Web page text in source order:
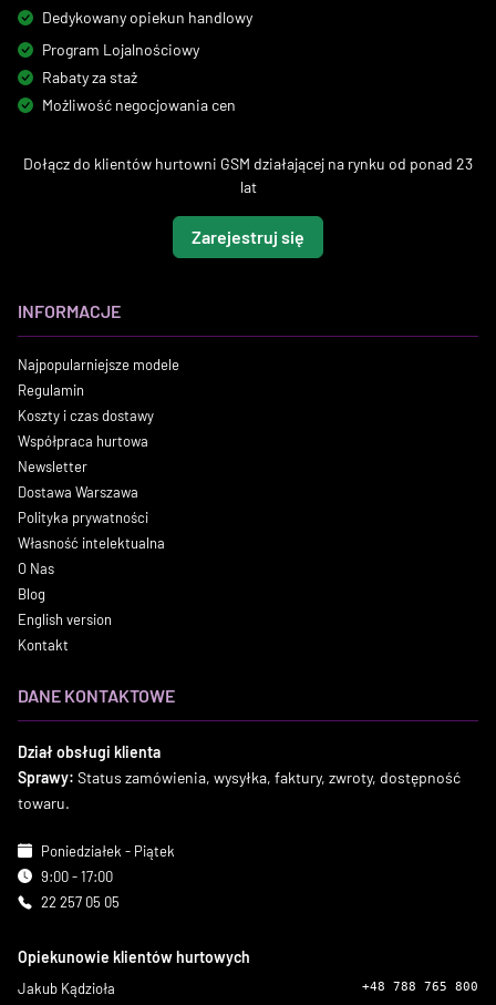
Dedykowany opiekun handlowy
Program Lojalnościowy
Rabaty za staż
Możliwość negocjowania cen
Dołącz do klientów hurtowni GSM działającej na rynku od ponad 23
lat
Zarejestruj się
INFORMACJE
Najpopularniejsze modele
Regulamin
Koszty i czas dostawy
Współpraca hurtowa
Newsletter
Dostawa Warszawa
Polityka prywatności
Własność intelektualna
O Nas
Blog
English version
Kontakt
DANE KONTAKTOWE
Dział obsługi klienta
Sprawy: Status zamówienia, wysyłka, faktury, zwroty, dostępność
towaru.
Poniedziałek - Piątek
9:00 - 17:00
22 257 05 05
Opiekunowie klientów hurtowych
Jakub Kądzioła +48 788 765 800